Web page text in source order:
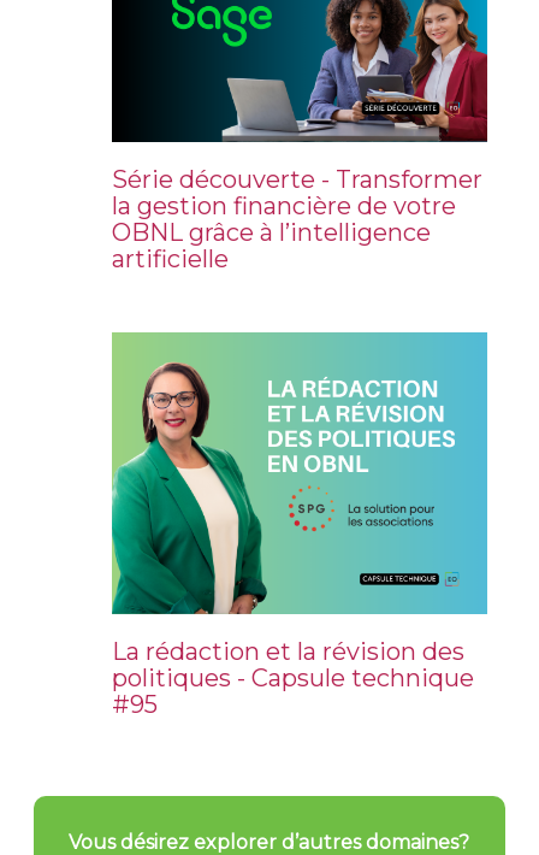
Série découverte - Transformer
la gestion financière de votre
OBNL grâce à l’intelligence
artificielle
La rédaction et la révision des
politiques - Capsule technique
#95
Vous désirez explorer d’autres domaines?